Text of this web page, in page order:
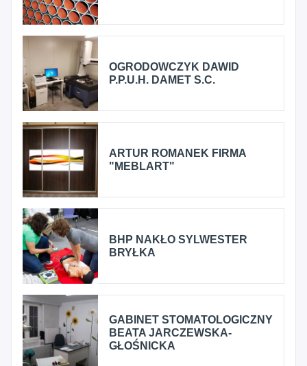
OGRODOWCZYK DAWID
P.P.U.H. DAMET S.C.
ARTUR ROMANEK FIRMA
"MEBLART"
BHP NAKŁO SYLWESTER
BRYŁKA
GABINET STOMATOLOGICZNY
BEATA JARCZEWSKA-
GŁOŚNICKA